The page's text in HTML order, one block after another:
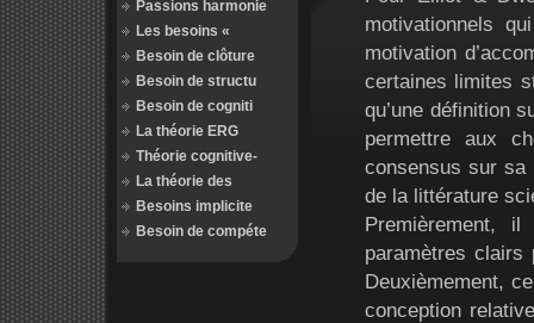
Passions harmonie
Les besoins «
Besoin de clôture
Besoin de structu
Besoin de cogniti
La théorie ERG
Théorie cognitive-
La théorie des
Besoins implicite
Besoin de compéte
motivationnels
motivation
certaines limites
qu’une définition
permettre aux
consensus sur sa
de la littérature
Premièrement,
paramètres clairs
Deuxièmement,
conception